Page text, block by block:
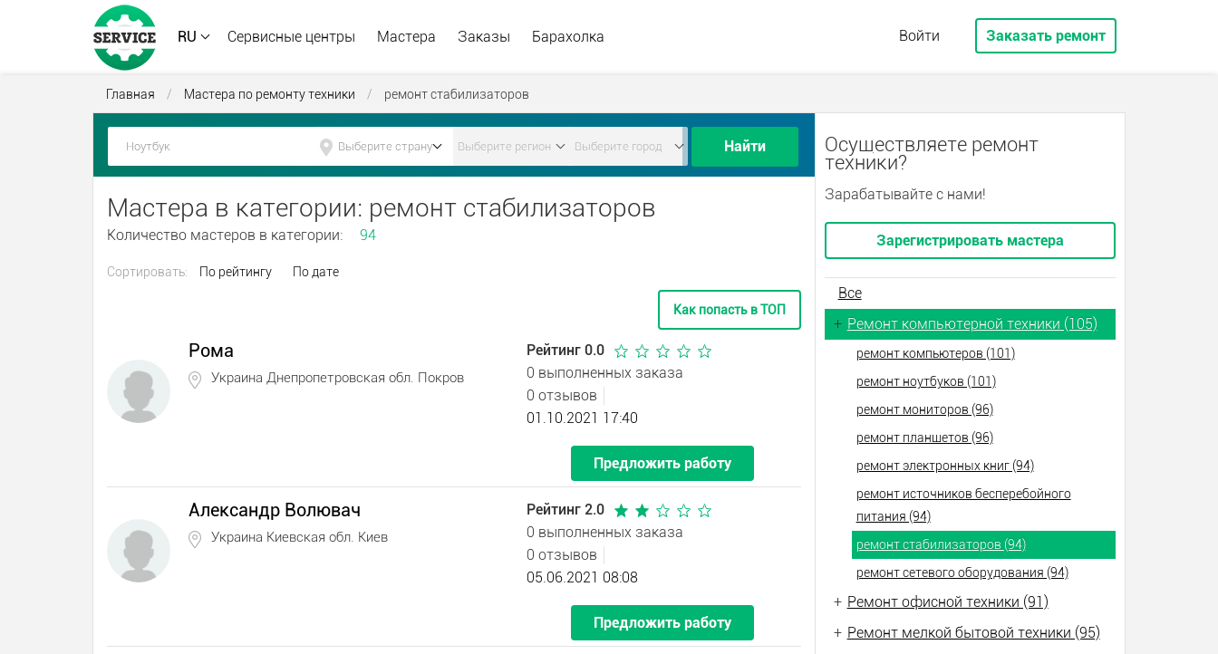
RU Сервисные центры Мастера Заказы Барахолка Войти Заказать ремонт
Главная / Мастера по ремонту техники / ремонт стабилизаторов
Найти
Мастера в категории: ремонт стабилизаторов
Количество мастеров в категории: 94
Сортировать: По рейтингу По дате
Как попасть в ТОП
Рома
Украина Днепропетровская обл. Покров
Рейтинг 0.0
0 выполненных заказа
0 отзывов
01.10.2021 17:40
Предложить работу
Александр Волювач
Украина Киевская обл. Киев
Рейтинг 2.0
0 выполненных заказа
0 отзывов
05.06.2021 08:08
Предложить работу
Осуществляете ремонт
техники?
Зарабатывайте с нами!
Зарегистрировать мастера
Все
+ Ремонт компьютерной техники (105)
ремонт компьютеров (101)
ремонт ноутбуков (101)
ремонт мониторов (96)
ремонт планшетов (96)
ремонт электронных книг (94)
ремонт источников бесперебойного
питания (94)
ремонт стабилизаторов (94)
ремонт сетевого оборудования (94)
+ Ремонт офисной техники (91)
+ Ремонт мелкой бытовой техники (95)